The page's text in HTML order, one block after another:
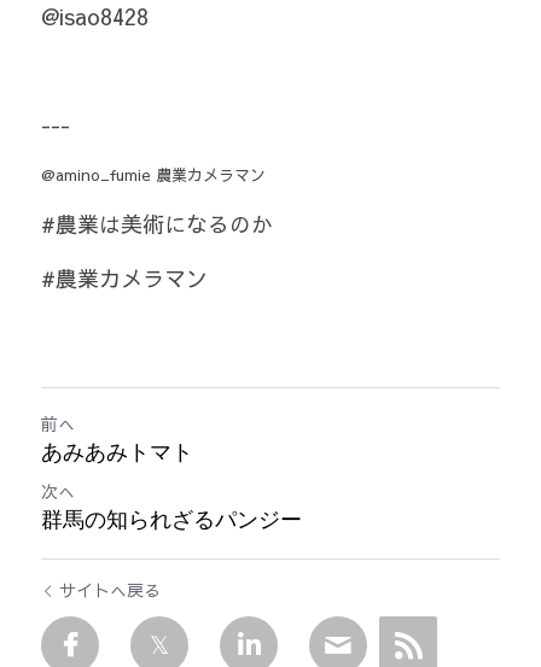
@isao8428
---
@amino_fumie 農業カメラマン
#農業は美術になるのか
#農業カメラマン
前へ
あみあみトマト
次へ
群馬の知られざるパンジー
サイトへ戻る